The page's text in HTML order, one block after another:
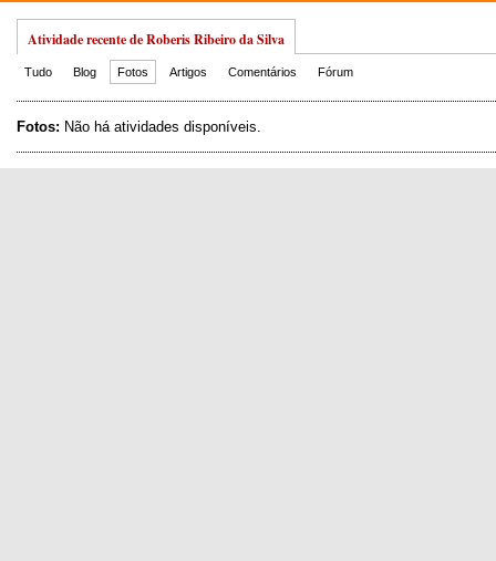
Atividade recente de Roberis Ribeiro da Silva
Tudo Blog Fotos Artigos Comentários Fórum
Fotos: Não há atividades disponíveis.